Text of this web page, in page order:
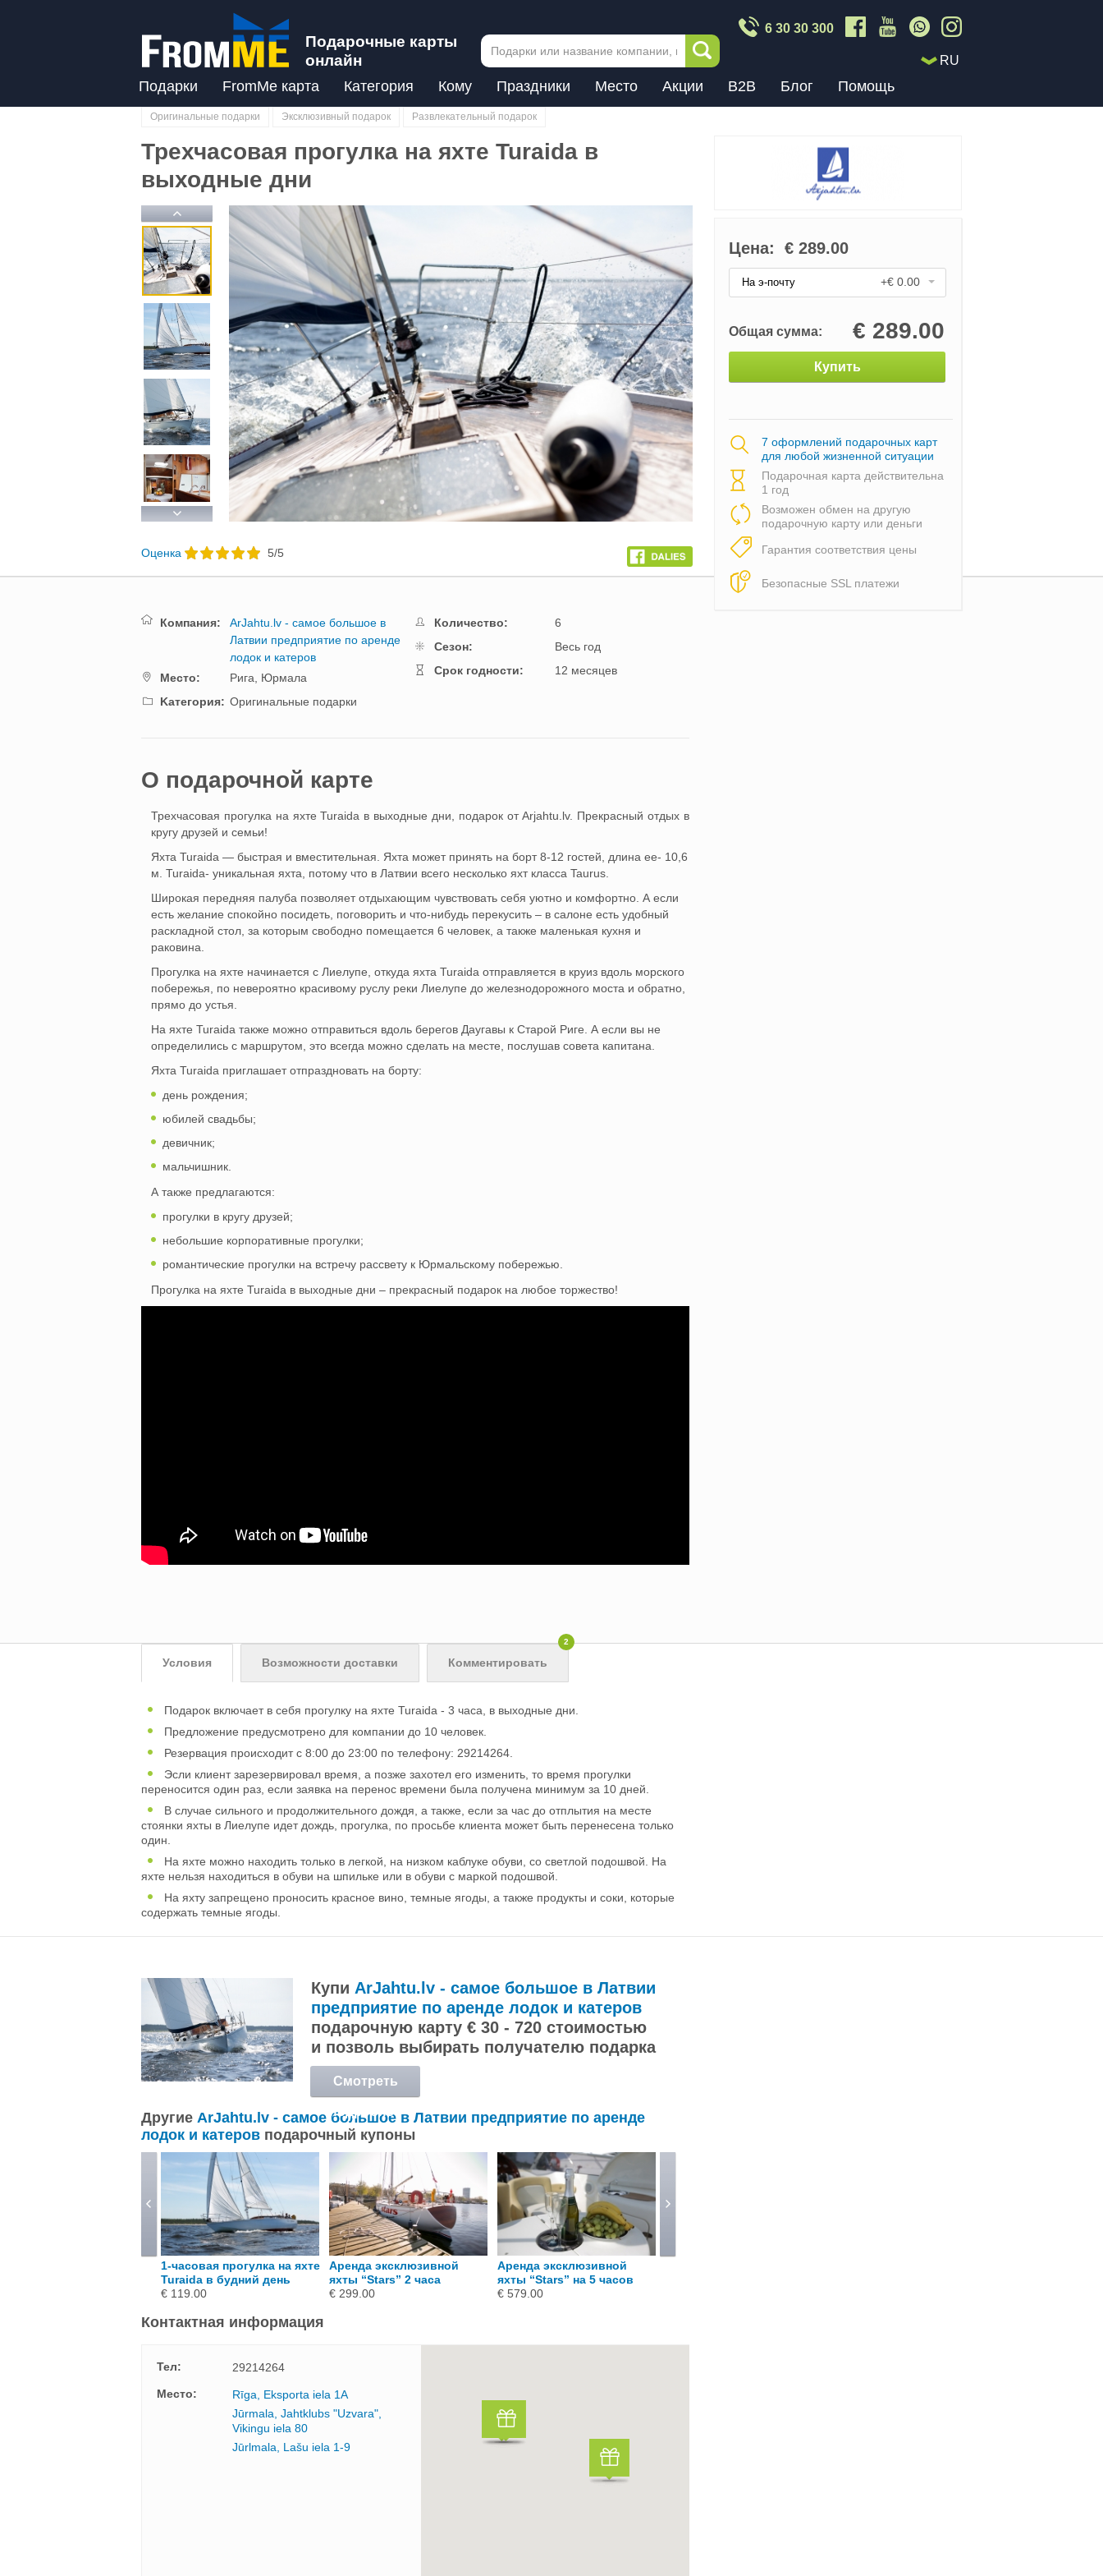
Подарочные карты
онлайн
6 30 30 300
RU
Подарки FromMe карта Категория Кому Праздники Место Акции B2B Блог Помощь
Оригинальные подарки Эксклюзивный подарок Развлекательный подарок
Трехчасовая прогулка на яхте Turaida в
выходные дни
Previous
Next
Previous Next
Oценка 5/5
Цена: € 289.00
На э-почту +€ 0.00
Общая сумма: € 289.00
Купить
7 оформлений подарочных карт
для любой жизненной ситуации
Подарочная карта действительна
1 год
Возможен обмен на другую
подарочную карту или деньги
Гарантия соответствия цены
Безопасные SSL платежи
Компания:
ArJahtu.lv - самое большое в
Латвии предприятие по аренде
лодок и катеров
Mестo:
Рига,
Юрмала
Kатегория: Оригинальные подарки
Количество:
6
Cезон:
Весь год
Cрок годности:
12 месяцев
O подарочной картe
Трехчасовая прогулка на яхте Turaida в выходные дни, подарок от Arjahtu.lv. Прекрасный отдых в
кругу друзей и семьи!
Яхта Turaida — быстрая и вместительная. Яхта может принять на борт 8-12 гостей, длина ее- 10,6
м. Turaida- уникальная яхта, потому что в Латвии всего несколько яхт класса Taurus.
Широкая передняя палуба позволяет отдыхающим чувствовать себя уютно и комфортно. А если
есть желание спокойно посидеть, поговорить и что-нибудь перекусить – в салоне есть удобный
раскладной стол, за которым свободно помещается 6 человек, а также маленькая кухня и
раковина.
Прогулка на яхте начинается с Лиелупе, откуда яхта Turaida отправляется в круиз вдоль морского
побережья, по невероятно красивому руслу реки Лиелупе до железнодорожного моста и обратно,
прямо до устья.
На яхте Turaida также можно отправиться вдоль берегов Даугавы к Старой Риге. А если вы не
определились с маршрутом, это всегда можно сделать на месте, послушав совета капитана.
Яхта Turaida приглашает отпраздновать на борту:
день рождения;
юбилей свадьбы;
девичник;
мальчишник.
А также предлагаются:
прогулки в кругу друзей;
небольшие корпоративные прогулки;
романтические прогулки на встречу рассвету к Юрмальскому побережью.
Прогулка на яхте Turaida в выходные дни – прекрасный подарок на любое торжество!
Условия Возможности доставки Комментировать
2
Подарок включает в себя прогулку на яхте Turaida - 3 часа, в выходные дни.
Предложение предусмотрено для компании до 10 человек.
Резервация происходит с 8:00 до 23:00 по телефону: 29214264.
Эсли клиент зарезервировал время, а позже захотел его изменить, то время прогулки
переносится один раз, если заявка на перенос времени была получена минимум за 10 дней.
В случае сильного и продолжительного дождя, а также, если за час до отплытия на месте
стоянки яхты в Лиелупе идет дождь, прогулка, по просьбе клиента может быть перенесена только
один.
На яхте можно находить только в легкой, на низком каблуке обуви, со светлой подошвой. На
яхте нельзя находиться в обуви на шпильке или в обуви с маркой подошвой.
На яхту запрещено проносить красное вино, темные ягоды, а также продукты и соки, которые
содержать темные ягоды.
Купи ArJahtu.lv - самое большое в Латвии
предприятие по аренде лодок и катеров
подарочную карту € 30 - 720 стоимостью
и позволь выбирать получателю подарка
Смотреть
подробнее
Другие ArJahtu.lv - самое большое в Латвии предприятие по аренде
лодок и катеров подарочный купоны
1-часовая прогулка на яхте
Turaida в будний день
€ 119.00
Аренда эксклюзивной
яхты “Stars” 2 часа
€ 299.00
Аренда эксклюзивной
яхты “Stars” на 5 часов
€ 579.00
Контактная информация
Тел:
29214264
Mесто:
Rīga, Eksporta iela 1A
Jūrmala, Jahtklubs "Uzvara",
Vikingu iela 80
Jūrlmala, Lašu iela 1-9